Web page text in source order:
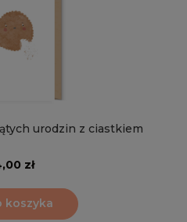
urodzin z ciastkiem
zł
koszyka